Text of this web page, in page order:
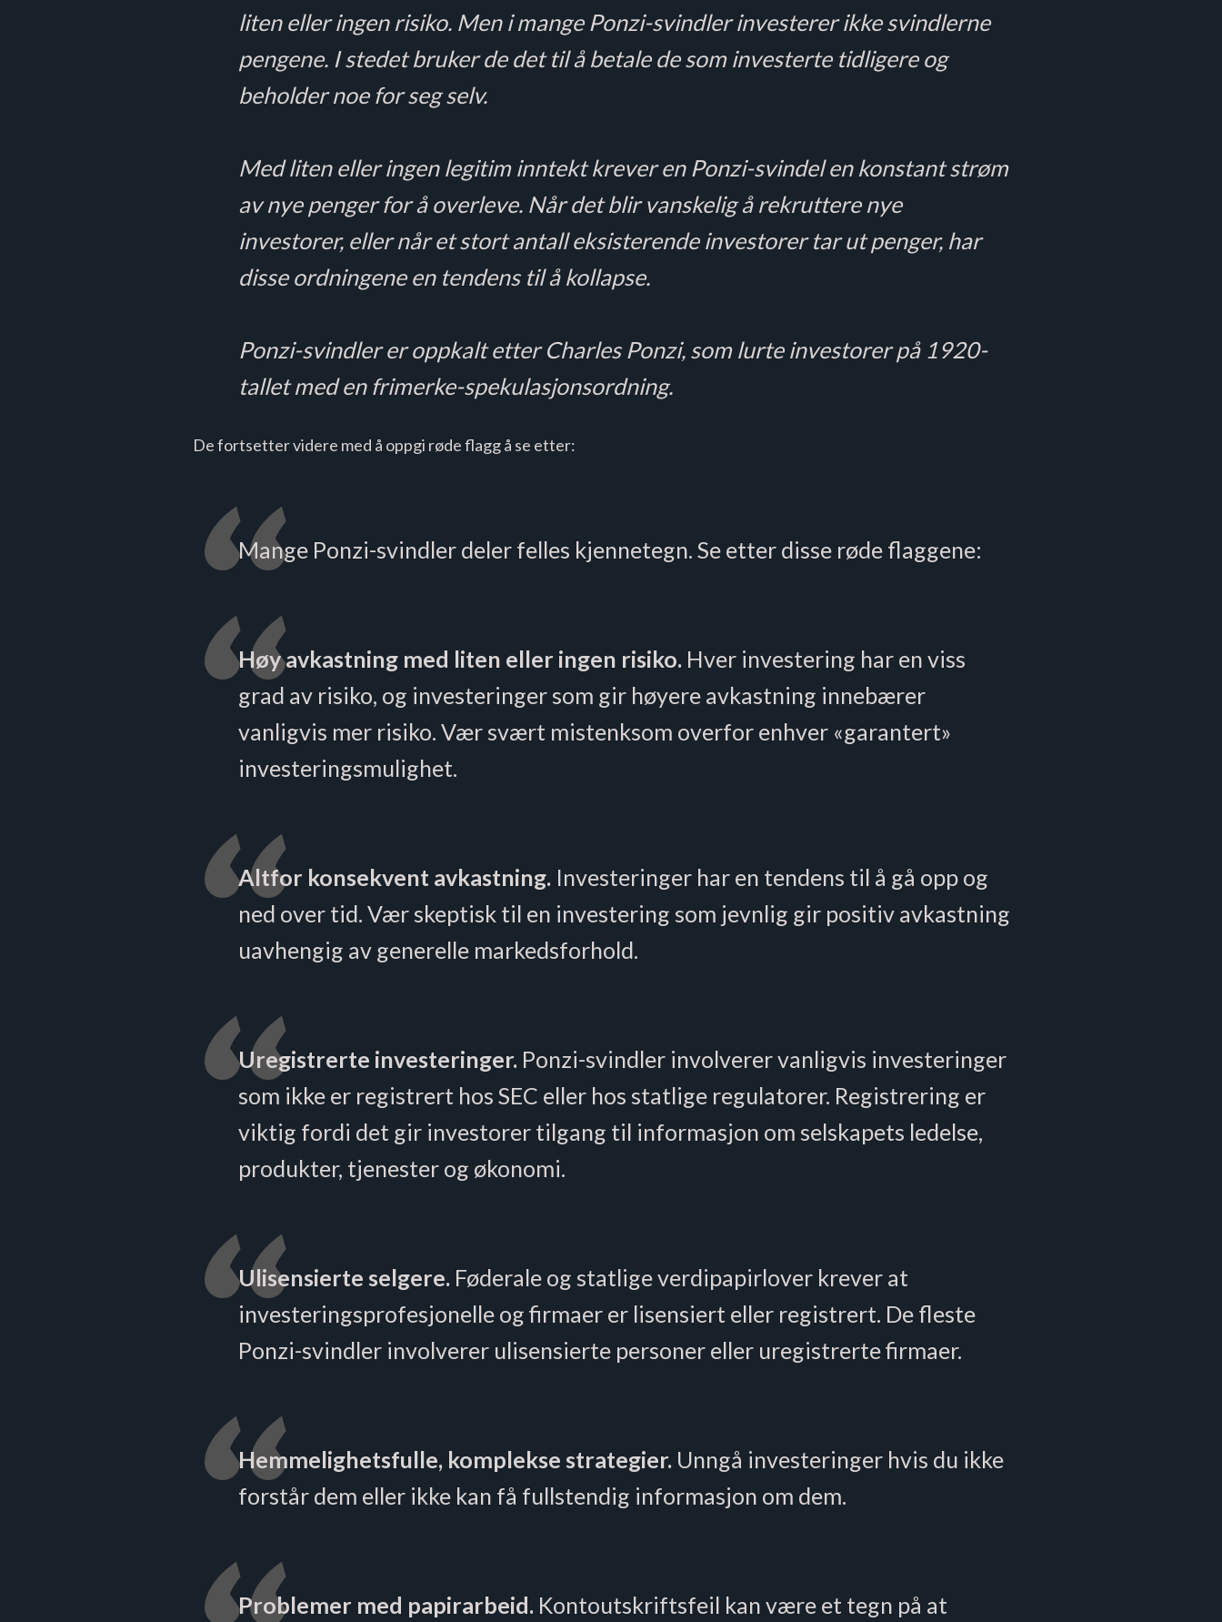
liten eller ingen risiko. Men i mange Ponzi-svindler investerer ikke svindlerne
pengene. I stedet bruker de det til å betale de som investerte tidligere og
beholder noe for seg selv.
Med liten eller ingen legitim inntekt krever en Ponzi-svindel en konstant strøm
av nye penger for å overleve. Når det blir vanskelig å rekruttere nye
investorer, eller når et stort antall eksisterende investorer tar ut penger, har
disse ordningene en tendens til å kollapse.
Ponzi-svindler er oppkalt etter Charles Ponzi, som lurte investorer på 1920-
tallet med en frimerke-spekulasjonsordning.
De fortsetter videre med å oppgi røde flagg å se etter:
Mange Ponzi-svindler deler felles kjennetegn. Se etter disse røde flaggene:
Høy avkastning med liten eller ingen risiko. Hver investering har en viss
grad av risiko, og investeringer som gir høyere avkastning innebærer
vanligvis mer risiko. Vær svært mistenksom overfor enhver «garantert»
investeringsmulighet.
Altfor konsekvent avkastning. Investeringer har en tendens til å gå opp og
ned over tid. Vær skeptisk til en investering som jevnlig gir positiv avkastning
uavhengig av generelle markedsforhold.
Uregistrerte investeringer. Ponzi-svindler involverer vanligvis investeringer
som ikke er registrert hos SEC eller hos statlige regulatorer. Registrering er
viktig fordi det gir investorer tilgang til informasjon om selskapets ledelse,
produkter, tjenester og økonomi.
Ulisensierte selgere. Føderale og statlige verdipapirlover krever at
investeringsprofesjonelle og firmaer er lisensiert eller registrert. De fleste
Ponzi-svindler involverer ulisensierte personer eller uregistrerte firmaer.
Hemmelighetsfulle, komplekse strategier. Unngå investeringer hvis du ikke
forstår dem eller ikke kan få fullstendig informasjon om dem.
Problemer med papirarbeid. Kontoutskriftsfeil kan være et tegn på at